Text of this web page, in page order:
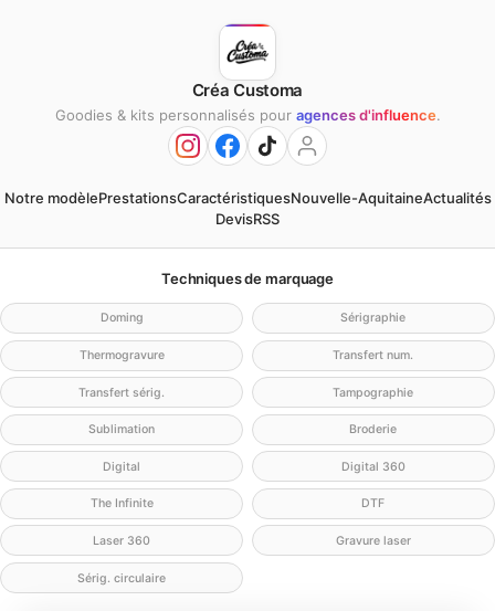
Créa Customa
Goodies & kits personnalisés pour agences d'influence.
Notre modèlePrestationsCaractéristiquesNouvelle-AquitaineActualités
DevisRSS
Techniques de marquage
Doming Sérigraphie
Thermogravure Transfert num.
Transfert sérig. Tampographie
Sublimation Broderie
Digital Digital 360
The Infinite DTF
Laser 360 Gravure laser
Sérig. circulaire